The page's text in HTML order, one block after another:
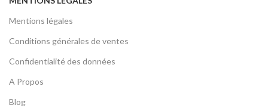
Mentions légales
Conditions générales de ventes
Confidentialité des données
A Propos
Blog